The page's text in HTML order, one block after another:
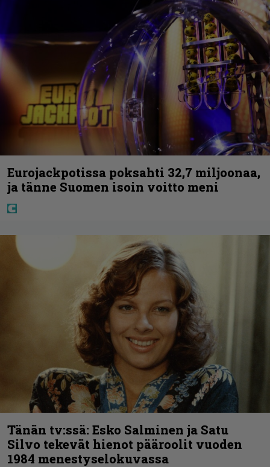
Eurojackpotissa poksahti 32,7 miljoonaa,
ja tänne Suomen isoin voitto meni
Tänän tv:ssä: Esko Salminen ja Satu
Silvo tekevät hienot pääroolit vuoden
1984 menestyselokuvassa